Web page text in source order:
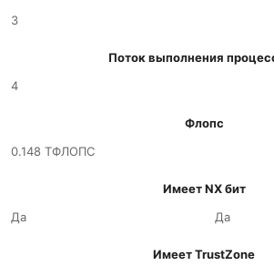
3
Поток выполнения
4
Флопс
0.148 ТФЛОПС
Имеет NX бит
Да
Да
Имеет TrustZone